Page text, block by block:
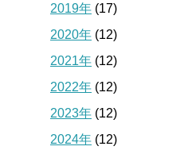
2019年 (17)
2020年 (12)
2021年 (12)
2022年 (12)
2023年 (12)
2024年 (12)